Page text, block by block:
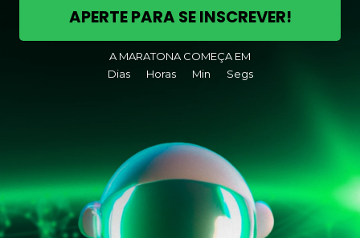
APERTE PARA SE INSCREVER!
A MARATONA COMEÇA EM
Dias
Horas Min Segs